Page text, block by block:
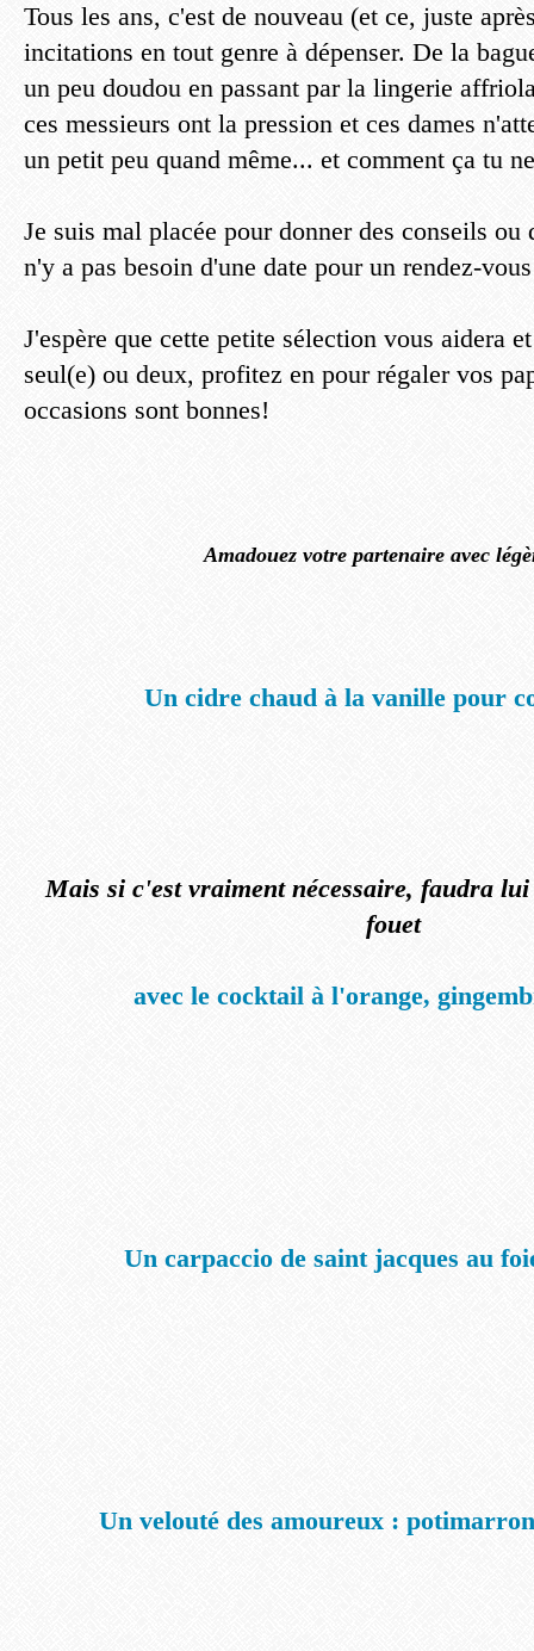
Tous les ans, c'est de nouveau (et ce, juste
incitations en tout genre à dépenser. De la
un peu doudou en passant par la lingerie
ces messieurs ont la pression et ces dames
un petit peu quand même... et comment ça tu
Je suis mal placée pour donner des conseils
n'y a pas besoin d'une date pour un rendez-
J'espère que cette petite sélection vous aidera
seul(e) ou deux, profitez en pour régaler vos
occasions sont bonnes!
Amadouez votre partenaire avec
Un cidre chaud à la vanille pour
Mais si c'est vraiment nécessaire, faudra
fouet
avec le cocktail à l'orange,
Un carpaccio de saint jacques au
Un velouté des amoureux :